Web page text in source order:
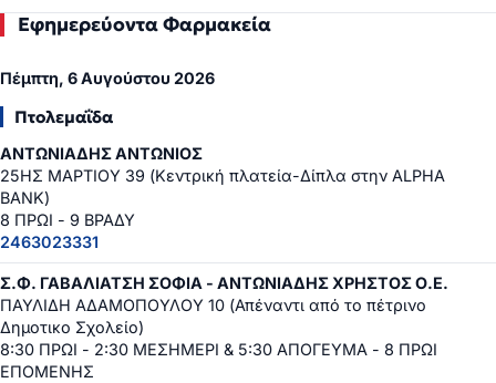
Εφημερεύοντα Φαρμακεία
Πέμπτη, 6 Αυγούστου 2026
Πτολεμαΐδα
ΑΝΤΩΝΙΑΔΗΣ ΑΝΤΩΝΙΟΣ
25ΗΣ ΜΑΡΤΙΟΥ 39 (Κεντρική πλατεία-Δίπλα στην ALPHA
BANK)
8 ΠΡΩΙ - 9 ΒΡΑΔΥ
2463023331
Σ.Φ. ΓΑΒΑΛΙΑΤΣΗ ΣΟΦΙΑ - ΑΝΤΩΝΙΑΔΗΣ ΧΡΗΣΤΟΣ Ο.Ε.
ΠΑΥΛΙΔΗ ΑΔΑΜΟΠΟΥΛΟΥ 10 (Απέναντι από το πέτρινο
Δημοτικο Σχολείο)
8:30 ΠΡΩΙ - 2:30 ΜΕΣΗΜΕΡΙ & 5:30 ΑΠΟΓΕΥΜΑ - 8 ΠΡΩΙ
ΕΠΟΜΕΝΗΣ